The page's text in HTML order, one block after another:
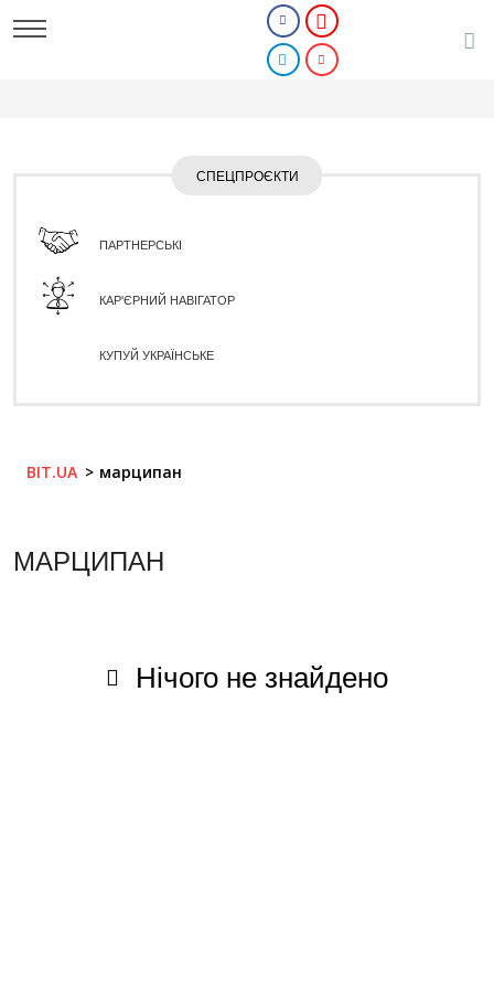
СПЕЦПРОЄКТИ
ПАРТНЕРСЬКІ
КАР'ЄРНИЙ НАВІГАТОР
КУПУЙ УКРАЇНСЬКЕ
BIT.UA марципан
МАРЦИПАН
Нічого не знайдено